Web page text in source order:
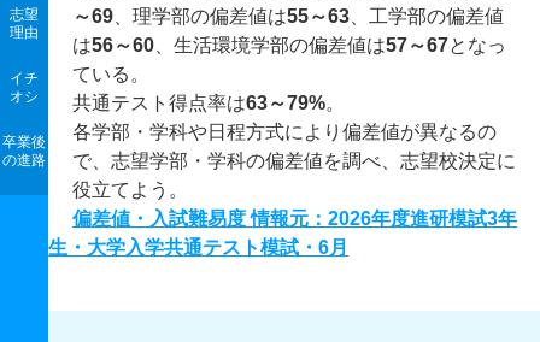
志望
理由
イチ
オシ
卒業後
の進路
～69 、理学部の偏差値は55～63 、工学部の偏差値
は56～60 、生活環境学部の偏差値は57～67となっ
ている。
共通テスト得点率は63～79%。
各学部・学科や日程方式により偏差値が異なるの
で、志望学部・学科の偏差値を調べ、志望校決定に
役立てよう。
偏差値・入試難易度 情報元：2026年度進研模試3年
生・大学入学共通テスト模試・6月